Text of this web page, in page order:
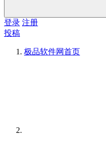
登录 注册
投稿
极品软件网首页